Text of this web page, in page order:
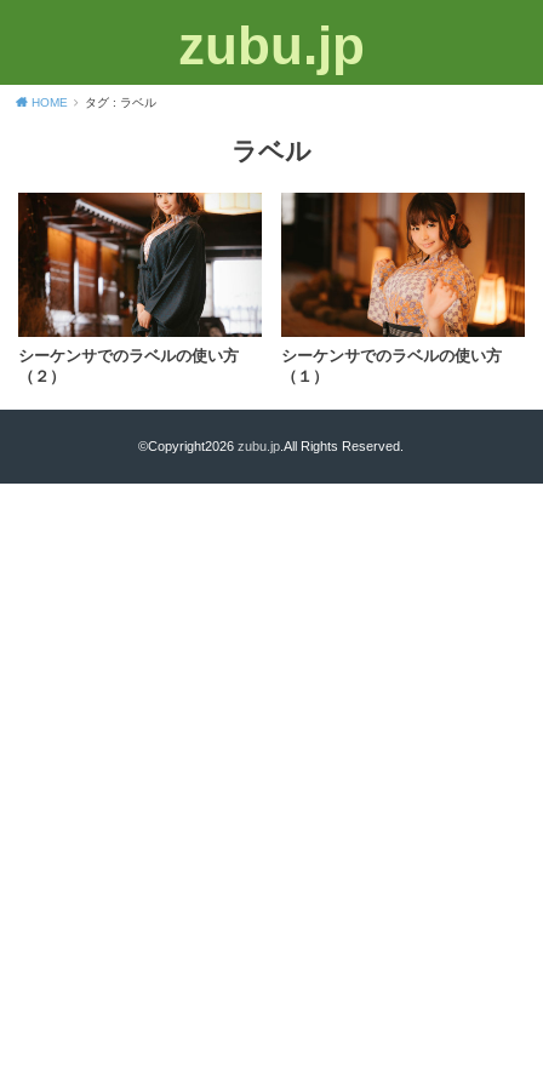
zubu.jp
HOME タグ : ラベル
ラベル
シーケンサでのラベルの使い方
（２）
シーケンサでのラベルの使い方
（１）
©Copyright2026zubu.jp.All Rights Reserved.